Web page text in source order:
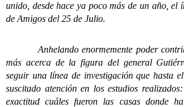
unido, desde hace ya poco más de un año, el
de Amigos del 25 de Julio.
Anhelando enormemente poder
más acerca de la figura del general
seguir una línea de investigación que hasta
suscitado atención en los estudios
exactitud cuáles fueron las casas donde